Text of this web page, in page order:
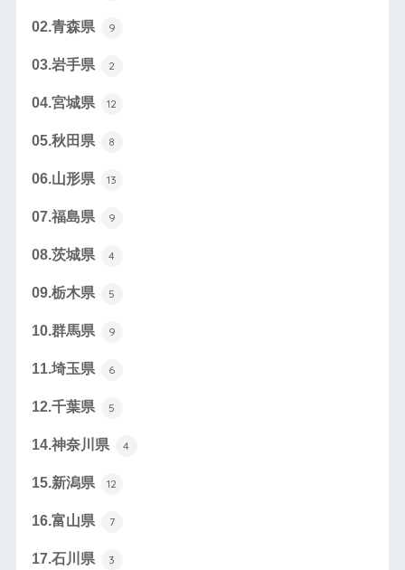
02.青森県 9
03.岩手県 2
04.宮城県 12
05.秋田県 8
06.山形県 13
07.福島県 9
08.茨城県 4
09.栃木県 5
10.群馬県 9
11.埼玉県 6
12.千葉県 5
14.神奈川県 4
15.新潟県 12
16.富山県 7
17.石川県 3